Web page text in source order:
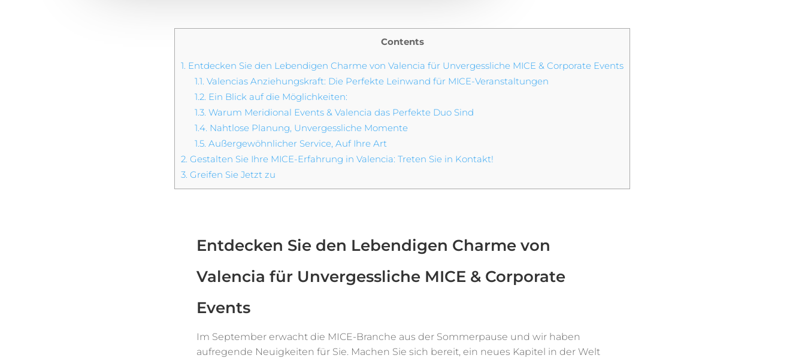
Contents
1. Entdecken Sie den Lebendigen Charme von Valencia für Unvergessliche MICE & Corporate Events
1.1. Valencias Anziehungskraft: Die Perfekte Leinwand für MICE-Veranstaltungen
1.2. Ein Blick auf die Möglichkeiten:
1.3. Warum Meridional Events & Valencia das Perfekte Duo Sind
1.4. Nahtlose Planung, Unvergessliche Momente
1.5. Außergewöhnlicher Service, Auf Ihre Art
2. Gestalten Sie Ihre MICE-Erfahrung in Valencia: Treten Sie in Kontakt!
3. Greifen Sie Jetzt zu
Entdecken Sie den Lebendigen Charme von
Valencia für Unvergessliche MICE & Corporate
Events
Im September erwacht die MICE-Branche aus der Sommerpause und wir haben
aufregende Neuigkeiten für Sie. Machen Sie sich bereit, ein neues Kapitel in der Welt